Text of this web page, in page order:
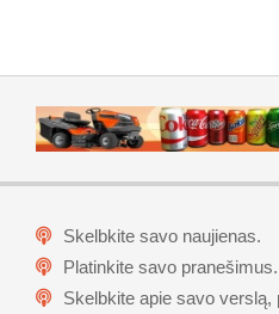
Skelbkite savo naujienas.
Platinkite savo pranešimus.
Skelbkite apie savo verslą,